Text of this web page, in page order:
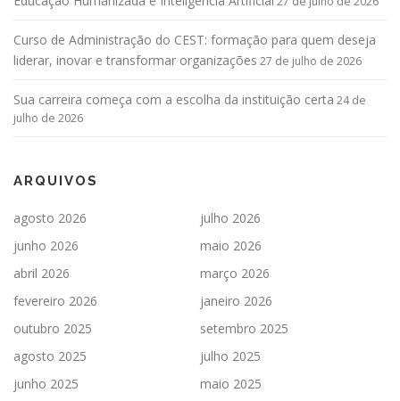
Curso de Administração do CEST: formação para quem deseja
liderar, inovar e transformar organizações 27 de julho de 2026
Sua carreira começa com a escolha da instituição certa 24 de
julho de 2026
ARQUIVOS
agosto 2026
julho 2026
junho 2026
maio 2026
abril 2026
março 2026
fevereiro 2026
janeiro 2026
outubro 2025
setembro 2025
agosto 2025
julho 2025
junho 2025
maio 2025